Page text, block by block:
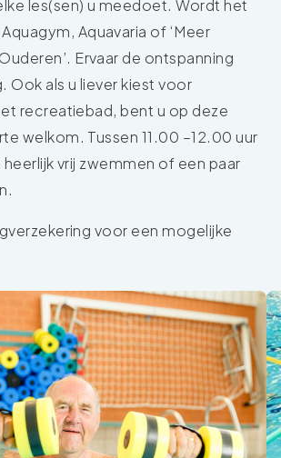
les(sen) u meedoet. Wordt het
Aquavaria of ‘Meer
Ervaar de ontspanning
Ook als u liever kiest voor
recreatiebad, bent u op deze
welkom. Tussen 11.00 –12.00 uur
vrij zwemmen of een paar
voor een mogelijke